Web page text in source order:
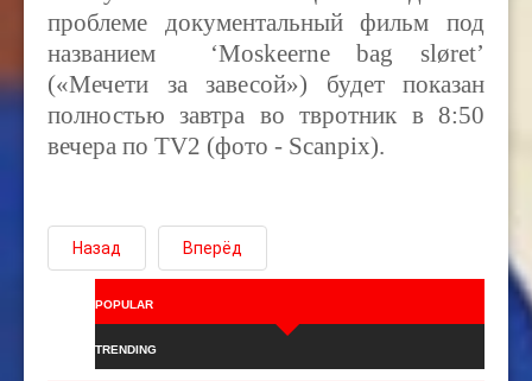
проблеме документальный фильм под
названием ‘Moskeerne bag sløret’
(«Мечети за завесой») будет показан
полностью завтра во твротник в 8:50
вечера по TV2 (фото - Scanpix).
Назад Вперёд
POPULAR
TRENDING